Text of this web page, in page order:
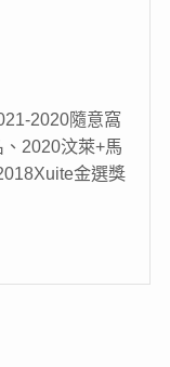
2020隨意窩
2020汶萊+馬
金選獎